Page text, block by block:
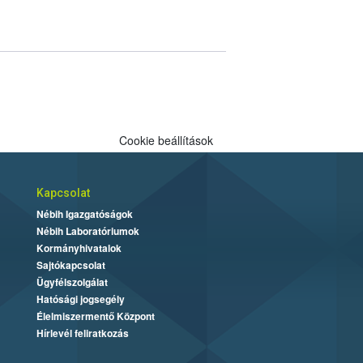
Cookie beállítások
Kapcsolat
Nébih Igazgatóságok
Nébih Laboratóriumok
Kormányhivatalok
Sajtókapcsolat
Ügyfélszolgálat
Hatósági jogsegély
Élelmiszermentő Központ
Hírlevél feliratkozás